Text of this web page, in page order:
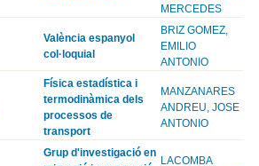
MERCEDES
València espanyol
col·loquial
BRIZ GOMEZ,
EMILIO
ANTONIO
Física estadística i
termodinàmica dels
processos de
transport
MANZANARES
ANDREU, JOSE
ANTONIO
Grup d'investigació en
LACOMBA